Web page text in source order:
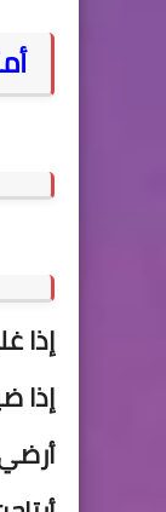
إذا
إذا